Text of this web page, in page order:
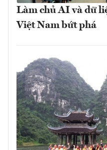
Làm chủ AI và dữ
Việt Nam bứt phá